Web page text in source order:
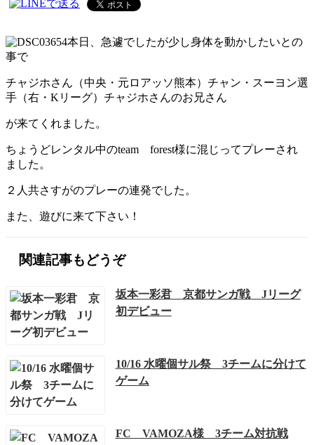
本日、急遽でしたが少し身体を動かしたいとの
事で
チャジホさん（中央・元ロアッソ熊本）チャン・スーヨン選
手（右・Kリーグ）チャジホさんのお兄さん
が来てくれました。
ちょうどレンタル中のteam forest様に混じってプレーされ
ました。
２人共さすがのプレーの連発でした。
また、遊びに来て下さい！
関連記事もどうぞ
坂本一彩君 京都サンガ戦 Jリーグ
初デビュー
10/16 水曜個サル祭 3チームに分けて
ゲーム
FC VAMOZA様 3チーム対抗戦